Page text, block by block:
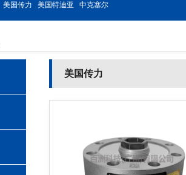
美国传力 美国特迪亚 中克塞尔
美国传力